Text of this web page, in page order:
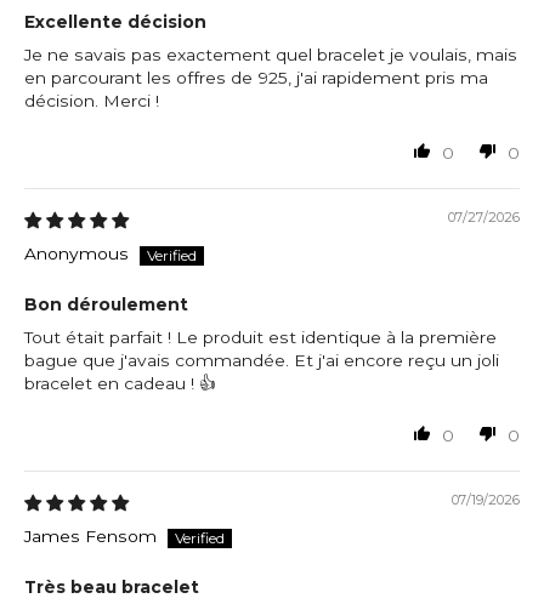
Excellente décision
Je ne savais pas exactement quel bracelet je voulais, mais
en parcourant les offres de 925, j'ai rapidement pris ma
décision. Merci !
0 0
07/27/2026
Anonymous
Bon déroulement
Tout était parfait ! Le produit est identique à la première
bague que j'avais commandée. Et j'ai encore reçu un joli
bracelet en cadeau ! 👍
0 0
07/19/2026
James Fensom
Très beau bracelet